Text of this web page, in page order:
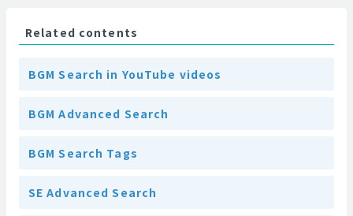
Related contents
BGM Search in YouTube videos
BGM Advanced Search
BGM Search Tags
SE Advanced Search